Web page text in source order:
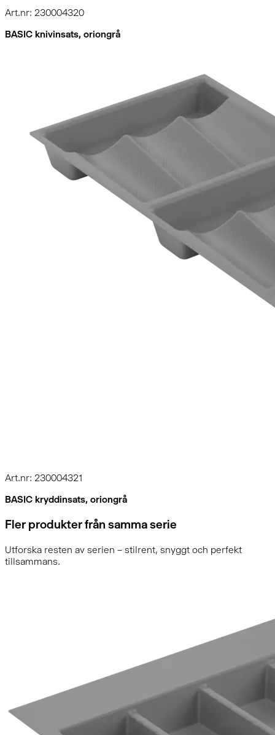
Art.nr: 230004320
BASIC knivinsats, oriongrå
Art.nr: 230004321
BASIC kryddinsats, oriongrå
Fler produkter från samma serie
Utforska resten av serien – stilrent, snyggt och perfekt
tillsammans.